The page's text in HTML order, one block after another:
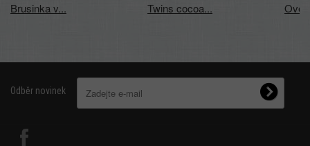
Brusinka v... Twins cocoa...
Odběr novinek